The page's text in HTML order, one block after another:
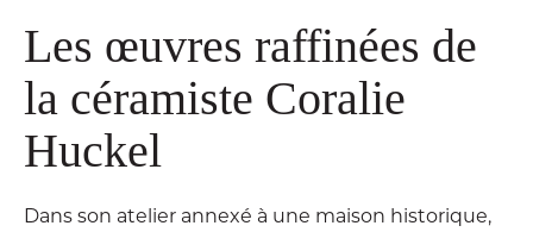
Les œuvres raffinées de
la céramiste Coralie
Huckel
Dans son atelier annexé à une maison historique,